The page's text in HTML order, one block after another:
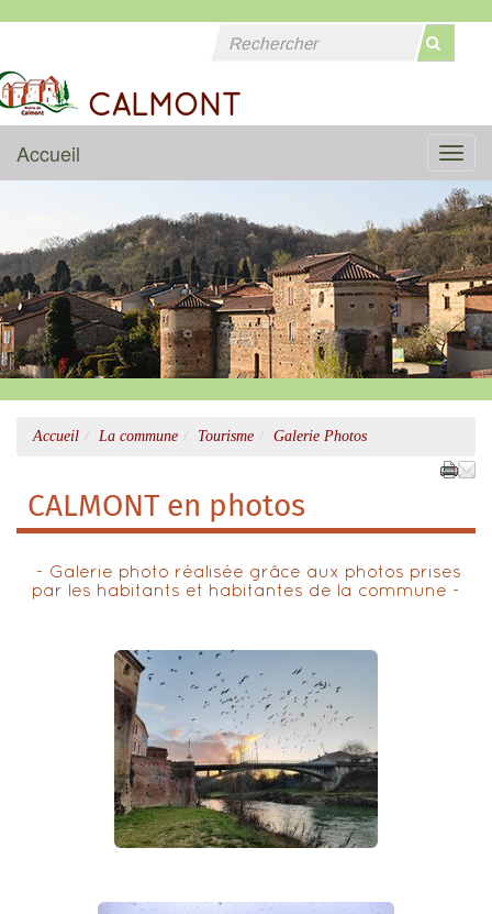
CALMONT
Menu
Accueil
Accueil La commune Tourisme Galerie Photos
CALMONT en photos
- Galerie photo réalisée grâce aux photos prises
par les habitants et habitantes de la commune -